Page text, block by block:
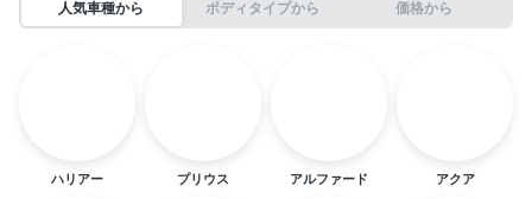
人気車種から ボディタイプから 価格から
ハリアー プリウス アルファード アクア